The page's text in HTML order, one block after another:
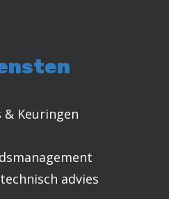
& Keuringen
advies